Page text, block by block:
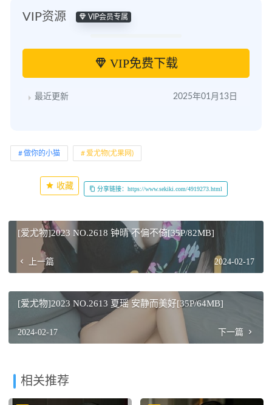
VIP资源 VIP会员专属
VIP免费下载
最近更新 2025年01月13日
做你的小猫 爱尤物(尤果网)
收藏 分享链接：https://www.sekiki.com/4919273.html
[爱尤物]2023 NO.2618 钟晴 不偏不倚[35P/82MB]
上一篇 2024-02-17
[爱尤物]2023 NO.2613 夏瑶 安静而美好[35P/64MB]
2024-02-17 下一篇
相关推荐